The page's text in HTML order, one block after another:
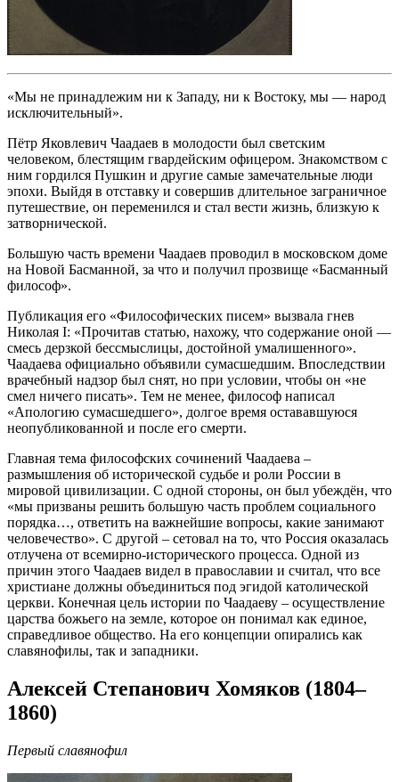
«Мы не принадлежим ни к Западу, ни к Востоку, мы — народ
исключительный».
Пётр Яковлевич Чаадаев в молодости был светским
человеком, блестящим гвардейским офицером. Знакомством с
ним гордился Пушкин и другие самые замечательные люди
эпохи. Выйдя в отставку и совершив длительное заграничное
путешествие, он переменился и стал вести жизнь, близкую к
затворнической.
Большую часть времени Чаадаев проводил в московском доме
на Новой Басманной, за что и получил прозвище «Басманный
философ».
Публикация его «Философических писем» вызвала гнев
Николая I: «Прочитав статью, нахожу, что содержание оной —
смесь дерзкой бессмыслицы, достойной умалишенного».
Чаадаева официально объявили сумасшедшим. Впоследствии
врачебный надзор был снят, но при условии, чтобы он «не
смел ничего писать». Тем не менее, философ написал
«Апологию сумасшедшего», долгое время остававшуюся
неопубликованной и после его смерти.
Главная тема философских сочинений Чаадаева –
размышления об исторической судьбе и роли России в
мировой цивилизации. С одной стороны, он был убеждён, что
«мы призваны решить большую часть проблем социального
порядка…, ответить на важнейшие вопросы, какие занимают
человечество». С другой – сетовал на то, что Россия оказалась
отлучена от всемирно-исторического процесса. Одной из
причин этого Чаадаев видел в православии и считал, что все
христиане должны объединиться под эгидой католической
церкви. Конечная цель истории по Чаадаеву – осуществление
царства божьего на земле, которое он понимал как единое,
справедливое общество. На его концепции опирались как
славянофилы, так и западники.
Алексей Степанович Хомяков (1804–
1860)
Первый славянофил